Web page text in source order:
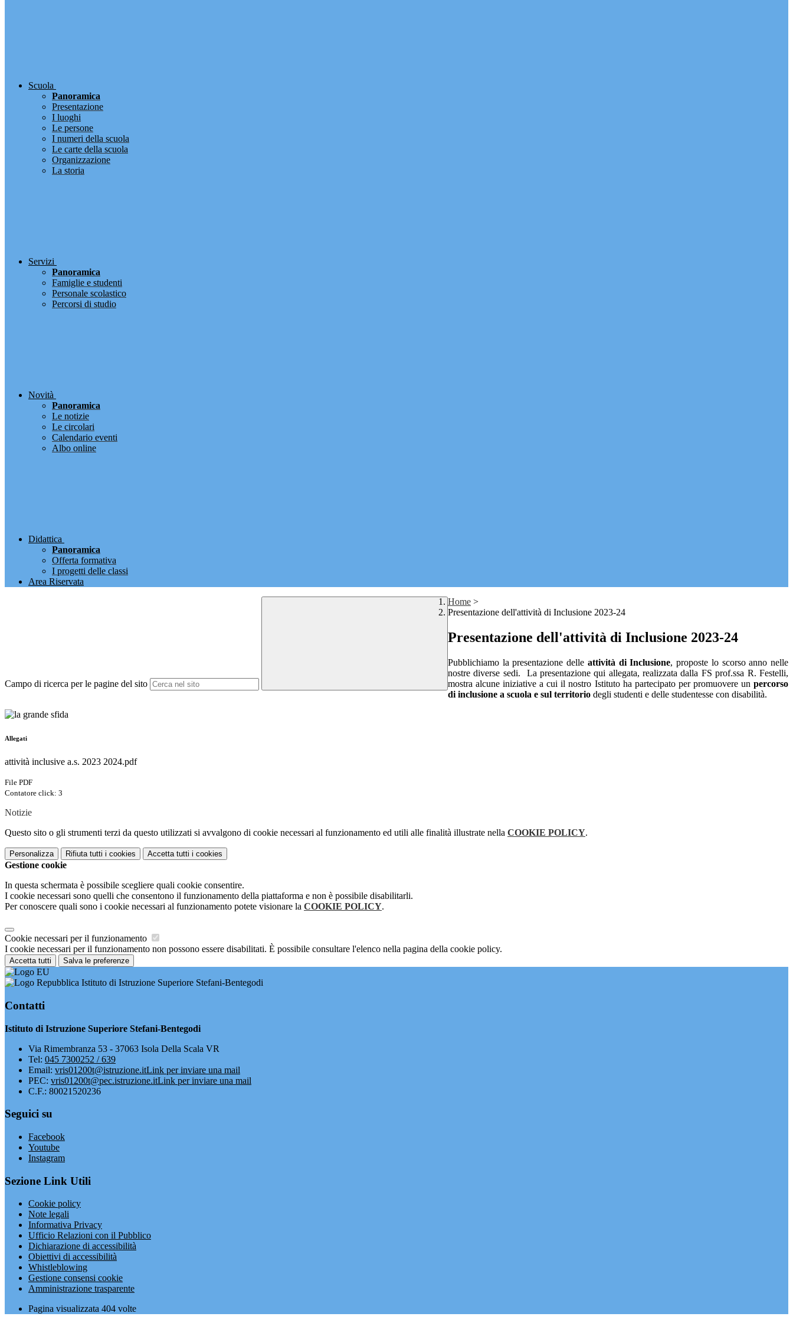
Scuola
Panoramica
Presentazione
I luoghi
Le persone
I numeri della scuola
Le carte della scuola
Organizzazione
La storia
Servizi
Panoramica
Famiglie e studenti
Personale scolastico
Percorsi di studio
Novità
Panoramica
Le notizie
Le circolari
Calendario eventi
Albo online
Didattica
Panoramica
Offerta formativa
I progetti delle classi
Area Riservata
Campo di ricerca per le pagine del sito
Home >
Presentazione dell'attività di Inclusione 2023-24
Presentazione dell'attività di Inclusione 2023-24
Pubblichiamo la presentazione delle attività di Inclusione, proposte lo scorso anno nelle
nostre diverse sedi. La presentazione qui allegata, realizzata dalla FS prof.ssa R. Festelli,
mostra alcune iniziative a cui il nostro Istituto ha partecipato per promuovere un percorso
di inclusione a scuola e sul territorio degli studenti e delle studentesse con disabilità.
Allegati
attività inclusive a.s. 2023 2024.pdf
File PDF
Contatore click: 3
Notizie
Questo sito o gli strumenti terzi da questo utilizzati si avvalgono di cookie necessari al funzionamento ed utili alle finalità illustrate nella COOKIE POLICY.
Personalizza Rifiuta tutti i cookies Accetta tutti i cookies
Gestione cookie
In questa schermata è possibile scegliere quali cookie consentire.
I cookie necessari sono quelli che consentono il funzionamento della piattaforma e non è possibile disabilitarli.
Per conoscere quali sono i cookie necessari al funzionamento potete visionare la COOKIE POLICY.
Cookie necessari per il funzionamento
I cookie necessari per il funzionamento non possono essere disabilitati. È possibile consultare l'elenco nella pagina della cookie policy.
Accetta tutti Salva le preferenze
Istituto di Istruzione Superiore Stefani-Bentegodi
Contatti
Istituto di Istruzione Superiore Stefani-Bentegodi
Via Rimembranza 53 - 37063 Isola Della Scala VR
Tel: 045 7300252 / 639
Email: vris01200t@istruzione.itLink per inviare una mail
PEC: vris01200t@pec.istruzione.itLink per inviare una mail
C.F.: 80021520236
Seguici su
Facebook
Youtube
Instagram
Sezione Link Utili
Cookie policy
Note legali
Informativa Privacy
Ufficio Relazioni con il Pubblico
Dichiarazione di accessibilità
Obiettivi di accessibilità
Whistleblowing
Gestione consensi cookie
Amministrazione trasparente
Pagina visualizzata 404 volte